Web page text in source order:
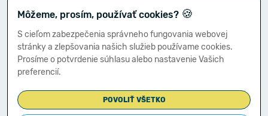
Môžeme, prosím, používať cookies? 🍪
S cieľom zabezpečenia správneho fungovania webovej
stránky a zlepšovania našich služieb používame cookies.
Prosíme o potvrdenie súhlasu alebo nastavenie Vašich
preferencií.
POVOLIŤ VŠETKO